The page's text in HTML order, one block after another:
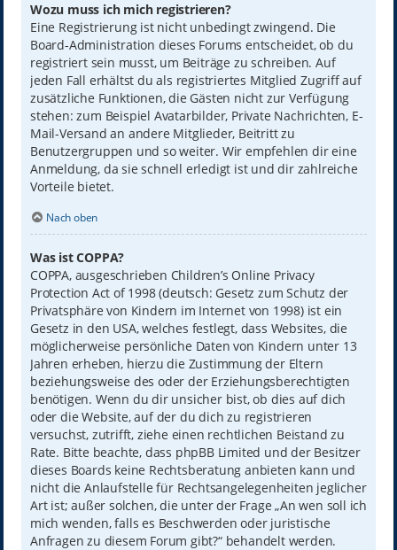
Wozu muss ich mich registrieren?
Eine Registrierung ist nicht unbedingt zwingend. Die
Board-Administration dieses Forums entscheidet, ob du
registriert sein musst, um Beiträge zu schreiben. Auf
jeden Fall erhältst du als registriertes Mitglied Zugriff auf
zusätzliche Funktionen, die Gästen nicht zur Verfügung
stehen: zum Beispiel Avatarbilder, Private Nachrichten, E-
Mail-Versand an andere Mitglieder, Beitritt zu
Benutzergruppen und so weiter. Wir empfehlen dir eine
Anmeldung, da sie schnell erledigt ist und dir zahlreiche
Vorteile bietet.
Nach oben
Was ist COPPA?
COPPA, ausgeschrieben Children’s Online Privacy
Protection Act of 1998 (deutsch: Gesetz zum Schutz der
Privatsphäre von Kindern im Internet von 1998) ist ein
Gesetz in den USA, welches festlegt, dass Websites, die
möglicherweise persönliche Daten von Kindern unter 13
Jahren erheben, hierzu die Zustimmung der Eltern
beziehungsweise des oder der Erziehungsberechtigten
benötigen. Wenn du dir unsicher bist, ob dies auf dich
oder die Website, auf der du dich zu registrieren
versuchst, zutrifft, ziehe einen rechtlichen Beistand zu
Rate. Bitte beachte, dass phpBB Limited und der Besitzer
dieses Boards keine Rechtsberatung anbieten kann und
nicht die Anlaufstelle für Rechtsangelegenheiten jeglicher
Art ist; außer solchen, die unter der Frage „An wen soll ich
mich wenden, falls es Beschwerden oder juristische
Anfragen zu diesem Forum gibt?“ behandelt werden.